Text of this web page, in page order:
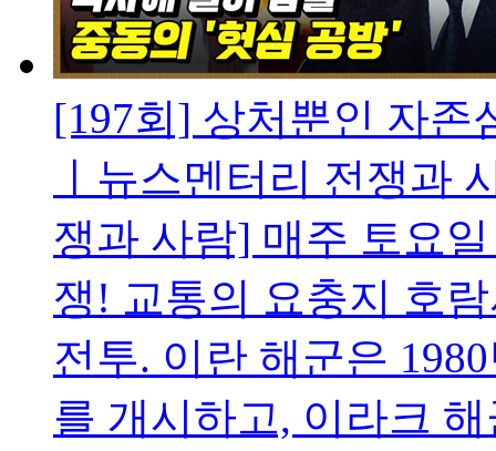
[197회] 상처뿐인 자존
ㅣ뉴스멘터리 전쟁과
쟁과 사람] 매주 토요
쟁! 교통의 요충지 호
전투. 이란 해군은
를 개시하고, 이라크